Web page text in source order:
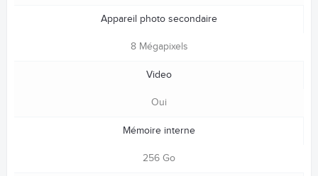
Appareil photo secondaire
8 Mégapixels
Video
Oui
Mémoire interne
256 Go